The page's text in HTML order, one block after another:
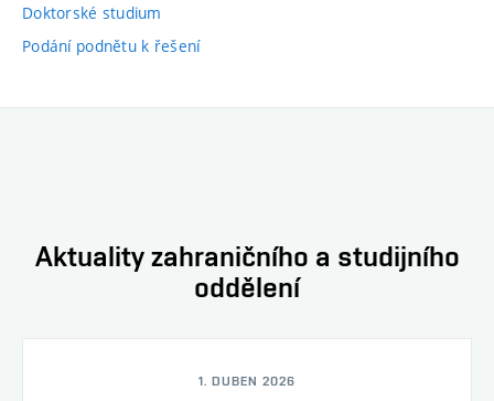
Doktorské studium
Podání podnětu k řešení
Aktuality zahraničního a studijního
oddělení
1. DUBEN 2026